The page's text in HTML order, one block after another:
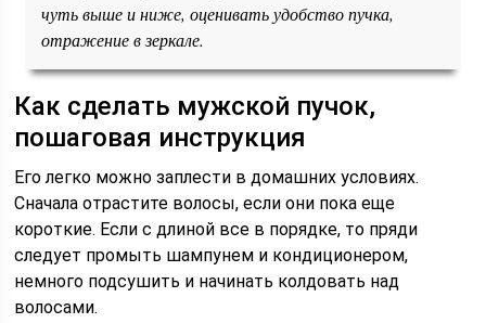
чуть выше и ниже, оценивать удобство пучка,
отражение в зеркале.
Как сделать мужской пучок,
пошаговая инструкция
Его легко можно заплести в домашних условиях.
Сначала отрастите волосы, если они пока еще
короткие. Если с длиной все в порядке, то пряди
следует промыть шампунем и кондиционером,
немного подсушить и начинать колдовать над
волосами.